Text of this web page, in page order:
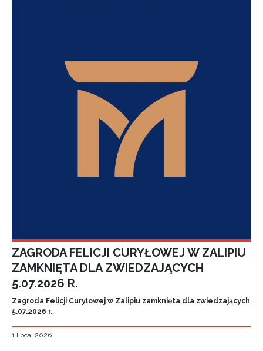
ZAGRODA FELICJI CURYŁOWEJ W ZALIPIU
ZAMKNIĘTA DLA ZWIEDZAJĄCYCH
5.07.2026 R.
Zagroda Felicji Curyłowej w Zalipiu zamknięta dla zwiedzających
5.07.2026 r.
1 lipca, 2026